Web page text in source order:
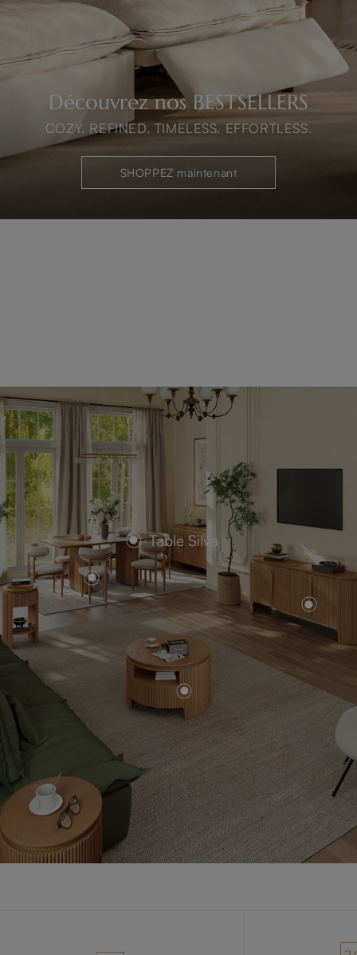
Découvrez nos BESTSELLERS
COZY. REFINED. TIMELESS. EFFORTLESS.
SHOPPEZ maintenant
Table Silva
Prêt à emménager